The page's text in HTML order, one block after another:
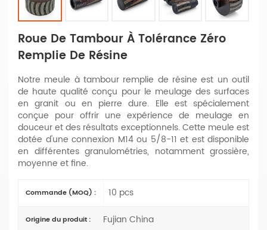
Roue De Tambour À Tolérance Zéro
Remplie De Résine
Notre meule à tambour remplie de résine est un outil
de haute qualité conçu pour le meulage des surfaces
en granit ou en pierre dure. Elle est spécialement
conçue pour offrir une expérience de meulage en
douceur et des résultats exceptionnels. Cette meule est
dotée d'une connexion M14 ou 5/8-11 et est disponible
en différentes granulométries, notamment grossière,
moyenne et fine.
Commande (MOQ) : 10 pcs
Origine du produit : Fujian China